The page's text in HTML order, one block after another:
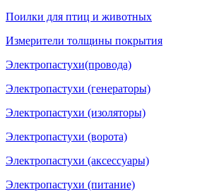
Поилки для птиц и животных
Измерители толщины покрытия
Электропастухи(провода)
Электропастухи (генераторы)
Электропастухи (изоляторы)
Электропастухи (ворота)
Электропастухи (аксессуары)
Электропастухи (питание)